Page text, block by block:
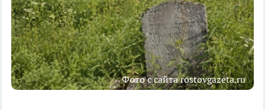
Фото с сайта rostovgazeta.ru